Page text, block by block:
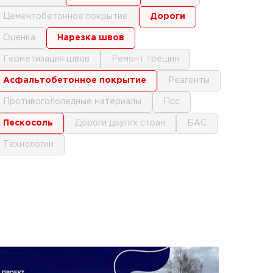
цементобетонное покрытие дороги
оценка нарезка швов
герметизация швов ремонт трещин
асфальтобетонное покрытие реагенты
противогололедные материалы псс
пескосоль дороги других стран БАС
технологии